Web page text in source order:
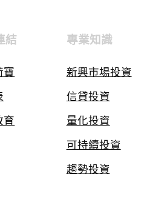
結
寶
育
專業知識
新興市場投資
信貸投資
量化投資
可持續投資
趨勢投資